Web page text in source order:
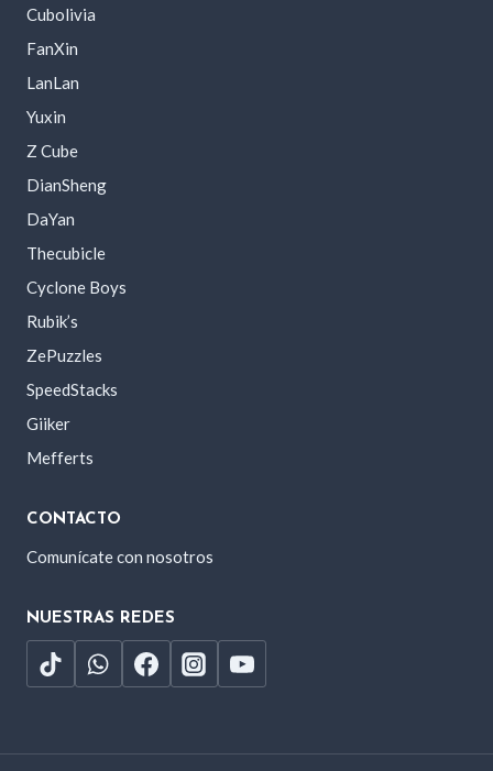
Cubolivia
FanXin
LanLan
Yuxin
Z Cube
DianSheng
DaYan
Thecubicle
Cyclone Boys
Rubik’s
ZePuzzles
SpeedStacks
Giiker
Mefferts
CONTACTO
Comunícate con nosotros
NUESTRAS REDES